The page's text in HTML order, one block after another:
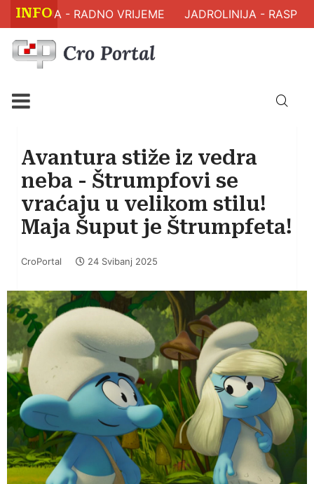
INFO- RADNO VRIJEME JADROLINIJA - RASPORED
Avantura stiže iz vedra
neba - Štrumpfovi se
vraćaju u velikom stilu!
Maja Šuput je Štrumpfeta!
CroPortal 24 Svibanj 2025